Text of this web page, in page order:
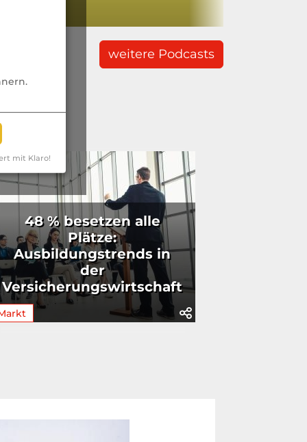
weitere Podcasts
48 % besetzen alle
Plätze:
Ausbildungstrends in
der
Versicherungswirtschaft
mit Klaro!